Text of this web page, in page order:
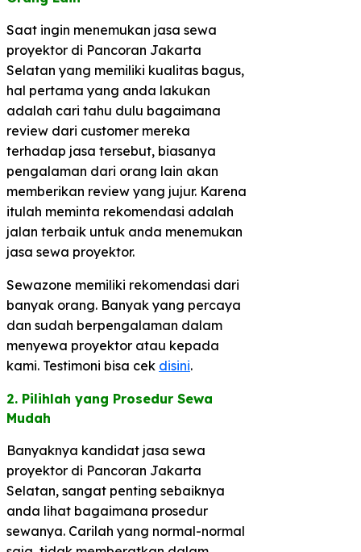
Saat ingin menemukan jasa sewa
proyektor di Pancoran Jakarta
Selatan yang memiliki kualitas bagus,
hal pertama yang anda lakukan
adalah cari tahu dulu bagaimana
review dari customer mereka
terhadap jasa tersebut, biasanya
pengalaman dari orang lain akan
memberikan review yang jujur. Karena
itulah meminta rekomendasi adalah
jalan terbaik untuk anda menemukan
jasa sewa proyektor.
Sewazone memiliki rekomendasi dari
banyak orang. Banyak yang percaya
dan sudah berpengalaman dalam
menyewa proyektor atau kepada
kami. Testimoni bisa cek disini.
2. Pilihlah yang Prosedur Sewa
Mudah​
Banyaknya kandidat jasa sewa
proyektor di Pancoran Jakarta
Selatan, sangat penting sebaiknya
anda lihat bagaimana prosedur
sewanya. Carilah yang normal-normal